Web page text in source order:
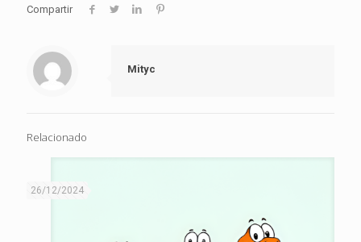
Compartir
Mityc
Relacionado
26/12/2024